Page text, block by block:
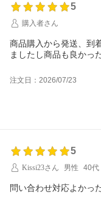
5
購入者さん
商品購入から発送、到
ましたし商品も良かっ
注文日：2026/07/23
5
Kissi23さん
男性 40代
問い合わせ対応よかっ